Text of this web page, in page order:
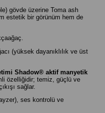
gövde üzerine Toma ash
estetik bir görünüm hem de
(yüksek dayanıklılık ve üst
Shadow® aktif manyetik
özelliğidir; temiz, güçlü ve
sağlar.
ses kontrolü ve